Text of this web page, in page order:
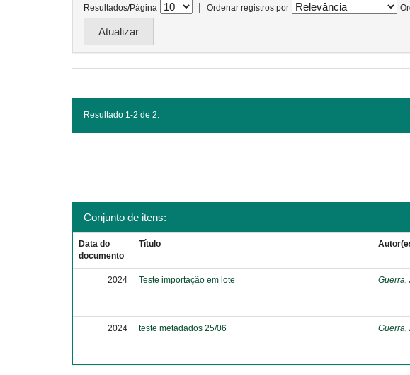
Resultados/Página | Ordenar registros por
Resultado 1-2 de 2.
Conjunto de itens:
Data do
documento
Título
2024 Teste importação em lote Guerra,
2024 teste metadados 25/06 Guerra,